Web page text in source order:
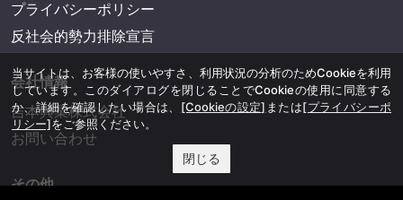
プライバシーポリシー
反社会的勢力排除宣言
会社情報
吉本興業株式会社
お問い合わせ
その他
当サイトは、お客様の使いやすさ、利用状況の分析のためCookieを利用
しています。このダイアログを閉じることでCookieの使用に同意する
か、詳細を確認したい場合は、 [Cookieの設定] または[プライバシーポ
リシー]をご参照ください。
閉じる